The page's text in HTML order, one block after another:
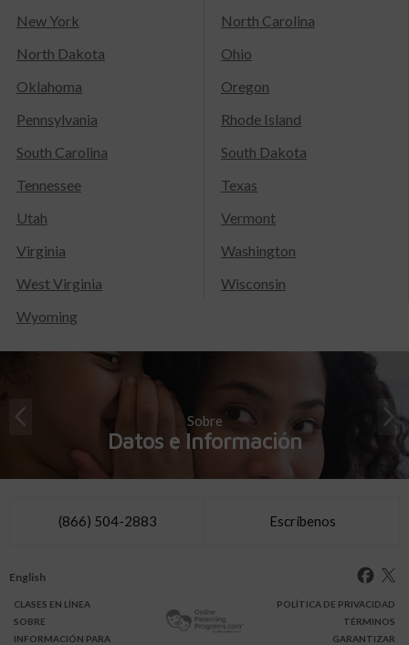
New York
North Carolina
North Dakota
Ohio
Oklahoma
Oregon
Pennsylvania
Rhode Island
South Carolina
South Dakota
Tennessee
Texas
Utah
Vermont
Virginia
Washington
West Virginia
Wisconsin
Wyoming
Sobre
Datos e Información
(866) 504-2883 Escríbenos
English
CLASES EN LÍNEA
SOBRE
INFORMACIÓN PARA
POLÍTICA DE PRIVACIDAD
TÉRMINOS
GARANTIZAR